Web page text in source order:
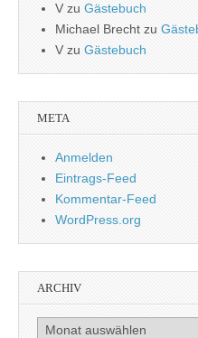
V zu Gästebuch
Michael Brecht zu
Vzu Gästebuch
META
Anmelden
Eintrags-Feed
Kommentar-Feed
WordPress.org
ARCHIV
Archiv